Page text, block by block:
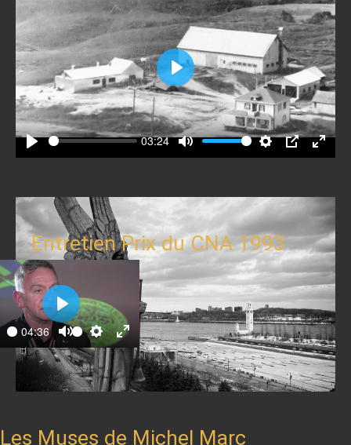
Play
03:24
Mute SettingsPIP
Enter
Play
Entretien Prix du CNA 1993
04:36
Mute SettingsEnter
fullscreen
Play
Les Muses de Michel Marc